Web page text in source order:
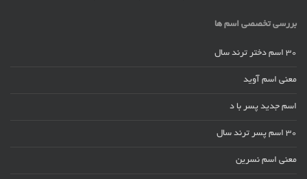
بررسی تخصصی اسم ها
30 اسم دختر ترند سال
معنی اسم آوید
اسم جدید پسر با د
30 اسم پسر ترند سال
معنی اسم نسرین